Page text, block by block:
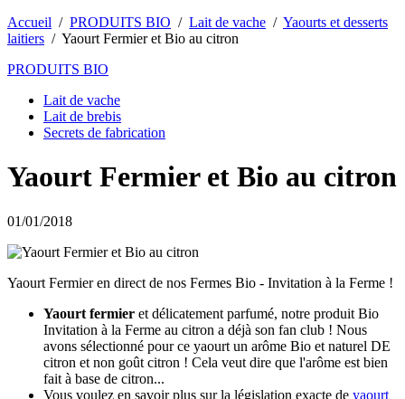
Accueil / PRODUITS BIO / Lait de vache / Yaourts et desserts
laitiers / Yaourt Fermier et Bio au citron
PRODUITS BIO
Lait de vache
Lait de brebis
Secrets de fabrication
Yaourt Fermier et Bio au citron
01/01/2018
Yaourt Fermier en direct de nos Fermes Bio - Invitation à la Ferme !
Yaourt fermier et délicatement parfumé, notre produit Bio
Invitation à la Ferme au citron a déjà son fan club ! Nous
avons sélectionné pour ce yaourt un arôme Bio et naturel DE
citron et non goût citron ! Cela veut dire que l'arôme est bien
fait à base de citron...
Vous voulez en savoir plus sur la législation exacte de yaourt